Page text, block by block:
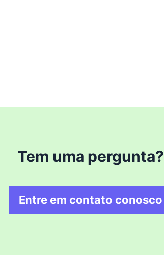
Tem uma pergunta?
Entre em contato conosco